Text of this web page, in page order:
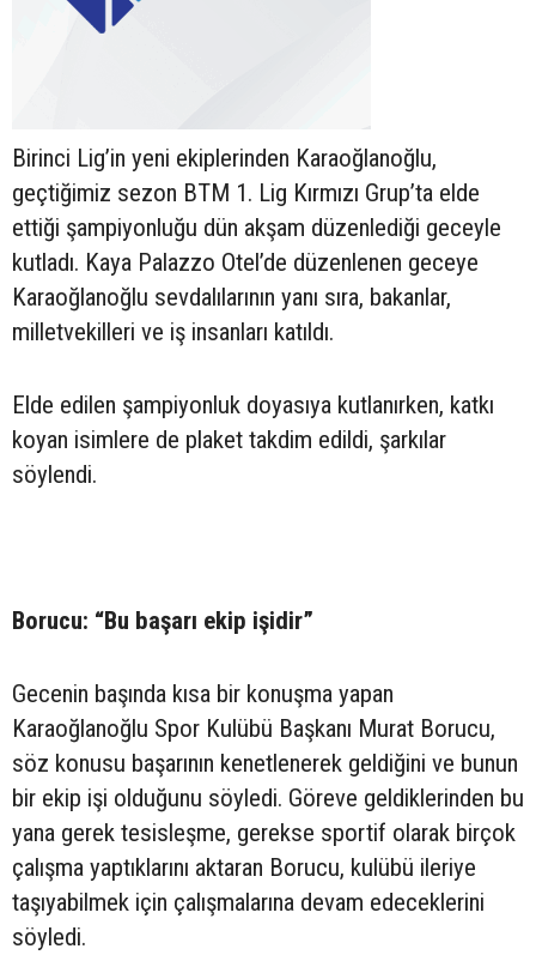
Birinci Lig’in yeni ekiplerinden Karaoğlanoğlu,
geçtiğimiz sezon BTM 1. Lig Kırmızı Grup’ta elde
ettiği şampiyonluğu dün akşam düzenlediği geceyle
kutladı. Kaya Palazzo Otel’de düzenlenen geceye
Karaoğlanoğlu sevdalılarının yanı sıra, bakanlar,
milletvekilleri ve iş insanları katıldı.
Elde edilen şampiyonluk doyasıya kutlanırken, katkı
koyan isimlere de plaket takdim edildi, şarkılar
söylendi.
Borucu: “Bu başarı ekip işidir”
Gecenin başında kısa bir konuşma yapan
Karaoğlanoğlu Spor Kulübü Başkanı Murat Borucu,
söz konusu başarının kenetlenerek geldiğini ve bunun
bir ekip işi olduğunu söyledi. Göreve geldiklerinden bu
yana gerek tesisleşme, gerekse sportif olarak birçok
çalışma yaptıklarını aktaran Borucu, kulübü ileriye
taşıyabilmek için çalışmalarına devam edeceklerini
söyledi.